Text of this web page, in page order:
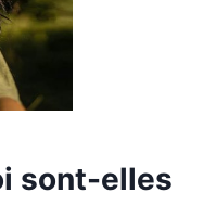
sont-elles